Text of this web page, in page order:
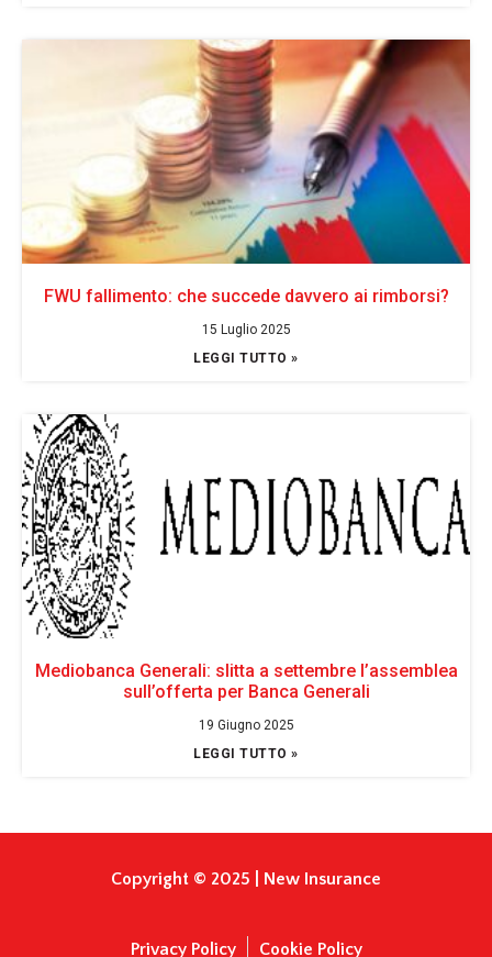
FWU fallimento: che succede davvero ai rimborsi?
15 Luglio 2025
LEGGI TUTTO »
Mediobanca Generali: slitta a settembre l’assemblea
sull’offerta per Banca Generali
19 Giugno 2025
LEGGI TUTTO »
Copyright © 2025 | New Insurance
Privacy Policy Cookie Policy